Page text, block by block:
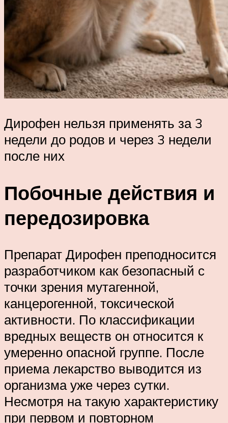
Дирофен нельзя применять за 3
недели до родов и через 3 недели
после них
Побочные действия и
передозировка
Препарат Дирофен преподносится
разработчиком как безопасный с
точки зрения мутагенной,
канцерогенной, токсической
активности. По классификации
вредных веществ он относится к
умеренно опасной группе. После
приема лекарство выводится из
организма уже через сутки.
Несмотря на такую характеристику
при первом и повторном